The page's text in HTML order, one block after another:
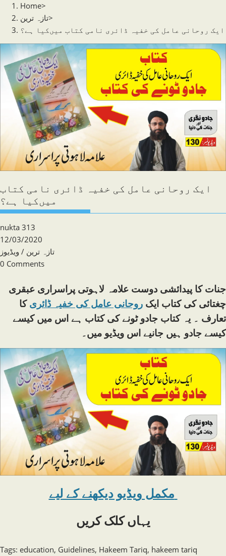
Home>
تازہ ترین>
ایک روحانی عامل کی خفیہ ڈائری نامی کتاب میں‌کیا ہے؟
ایک روحانی عامل کی خفیہ ڈائری نامی کتاب
میں‌کیا ہے؟
Post
author:
nukta 313
Post
published:
12/03/2020
Post
category:
تازہ ترین / ویڈیوز
Post
0 Comments
جنات کا پیدائشی دوست علامہ لاہوتی پراسراری عبقری
چغتائی کی کتاب ایک روحانی عامل کی خفیہ ڈائری کا
تعارف ۔ یہ کتاب جادو ٹونے کی کتاب ہے اس میں کیسے
کیسے جادو ہیں جانیے اس ویڈیو میں۔
یہاں کلک کریں
Tags: education, Guidelines, Hakeem Tariq, hakeem tariq